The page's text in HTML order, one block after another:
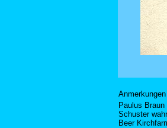
Anmerkungen
Paulus
Schuster
Beer